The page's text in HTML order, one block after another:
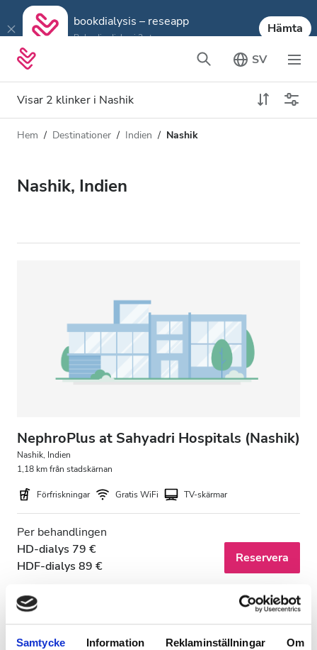
Samtycke Information Reklaminställningar Om
bookdialysis – reseapp
Boka din dialys i 3 steg
Hämta
SV
Visar 2 klinker i Nashik
Dialystyp
Alla dialyser
Patienter med hepatit B
Patienter med hepatit C
GHIC
Förfriskningar
Gratis WiFi
TV-skärmar
Gratis parkering
Avstånd
Hem Destinationer Indien Nashik
Nashik, Indien
NephroPlus at Sahyadri Hospitals (Nashik)
Nashik, Indien
1,18 km från stadskärnan
Förfriskningar Gratis WiFi TV-skärmar
Per behandlingen
HD-dialys 79 €
HDF-dialys 89 €
Reservera